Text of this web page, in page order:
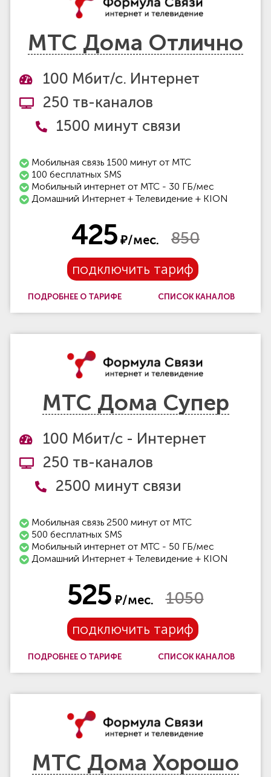
МТС Дома Отлично
100 Мбит/с. Интернет
250 тв-каналов
1500 минут связи
Мобильная связь 1500 минут от МТС
100 бесплатных SMS
Мобильный интернет от МТС - 30 ГБ/мес
Домашний Интернет + Телевидение + KION
425 ₽/мес. 850
подключить тариф
ПОДРОБНЕЕ О ТАРИФЕ СПИСОК КАНАЛОВ
МТС Дома Супер
100 Мбит/с - Интернет
250 тв-каналов
2500 минут связи
Мобильная связь 2500 минут от МТС
500 бесплатных SMS
Мобильный интернет от МТС - 50 ГБ/мес
Домашний Интернет + Телевидение + KION
525 ₽/мес. 1050
подключить тариф
ПОДРОБНЕЕ О ТАРИФЕ СПИСОК КАНАЛОВ
МТС Дома Хорошо